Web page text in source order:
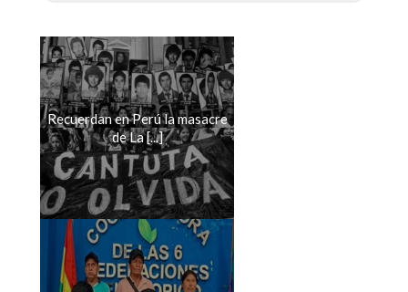
Recuerdan en Perú la masacre
de La [...]